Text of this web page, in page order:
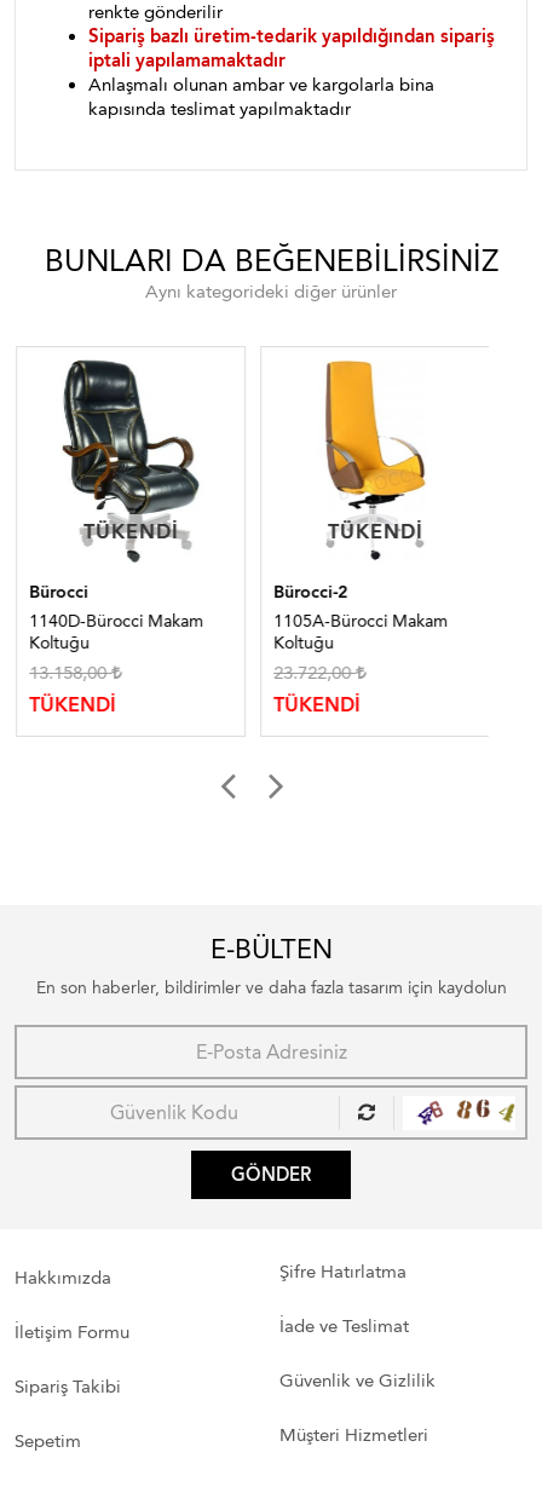
renkte gönderilir
Sipariş bazlı üretim-tedarik yapıldığından sipariş
iptali yapılamamaktadır
Anlaşmalı olunan ambar ve kargolarla bina
kapısında teslimat yapılmaktadır
BUNLARI DA BEĞENEBILIRSINIZ
Aynı kategorideki diğer ürünler
TÜKENDI
TÜKENDI
Bürocci
1140D-Bürocci Makam
Koltuğu
13.158,00
TÜKENDİ
TÜKENDI
TÜKENDI
Bürocci-2
1105A-Bürocci Makam
Koltuğu
23.722,00
TÜKENDİ
E-BÜLTEN
En son haberler, bildirimler ve daha fazla tasarım için kaydolun
GÖNDER
Hakkımızda
İletişim Formu
Sipariş Takibi
Sepetim
Şifre Hatırlatma
İade ve Teslimat
Güvenlik ve Gizlilik
Müşteri Hizmetleri